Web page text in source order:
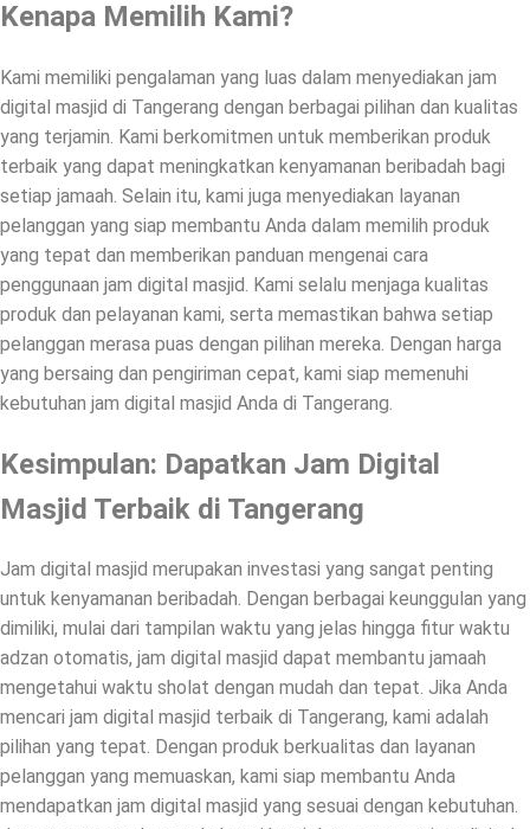
Kenapa Memilih Kami?
Kami memiliki pengalaman yang luas dalam menyediakan jam
digital masjid di Tangerang dengan berbagai pilihan dan kualitas
yang terjamin. Kami berkomitmen untuk memberikan produk
terbaik yang dapat meningkatkan kenyamanan beribadah bagi
setiap jamaah. Selain itu, kami juga menyediakan layanan
pelanggan yang siap membantu Anda dalam memilih produk
yang tepat dan memberikan panduan mengenai cara
penggunaan jam digital masjid. Kami selalu menjaga kualitas
produk dan pelayanan kami, serta memastikan bahwa setiap
pelanggan merasa puas dengan pilihan mereka. Dengan harga
yang bersaing dan pengiriman cepat, kami siap memenuhi
kebutuhan jam digital masjid Anda di Tangerang.
Kesimpulan: Dapatkan Jam Digital
Masjid Terbaik di Tangerang
Jam digital masjid merupakan investasi yang sangat penting
untuk kenyamanan beribadah. Dengan berbagai keunggulan yang
dimiliki, mulai dari tampilan waktu yang jelas hingga fitur waktu
adzan otomatis, jam digital masjid dapat membantu jamaah
mengetahui waktu sholat dengan mudah dan tepat. Jika Anda
mencari jam digital masjid terbaik di Tangerang, kami adalah
pilihan yang tepat. Dengan produk berkualitas dan layanan
pelanggan yang memuaskan, kami siap membantu Anda
mendapatkan jam digital masjid yang sesuai dengan kebutuhan.